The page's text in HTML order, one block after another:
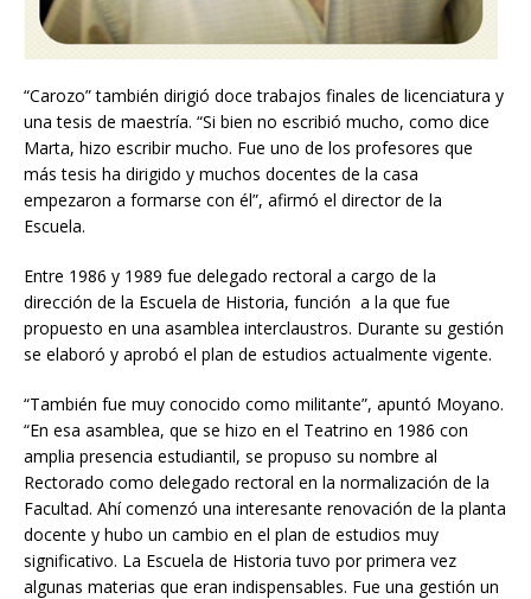
“Carozo” también dirigió doce trabajos finales de licenciatura y
una tesis de maestría. “Si bien no escribió mucho, como dice
Marta, hizo escribir mucho. Fue uno de los profesores que
más tesis ha dirigido y muchos docentes de la casa
empezaron a formarse con él”, afirmó el director de la
Escuela.
Entre 1986 y 1989 fue delegado rectoral a cargo de la
dirección de la Escuela de Historia, función a la que fue
propuesto en una asamblea interclaustros. Durante su gestión
se elaboró y aprobó el plan de estudios actualmente vigente.
“También fue muy conocido como militante”, apuntó Moyano.
“En esa asamblea, que se hizo en el Teatrino en 1986 con
amplia presencia estudiantil, se propuso su nombre al
Rectorado como delegado rectoral en la normalización de la
Facultad. Ahí comenzó una interesante renovación de la planta
docente y hubo un cambio en el plan de estudios muy
significativo. La Escuela de Historia tuvo por primera vez
algunas materias que eran indispensables. Fue una gestión un